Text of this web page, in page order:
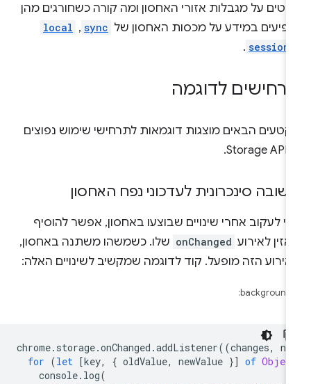
על מגבלות אזורי האחסון ומה קורה כשחורגים מהן
במידע על מכסות האחסון של sync
,
local
session
.
לדוגמה
הבאים מוצגות דוגמאות לתרחישי שימוש נפוצים
סינכרונית לעדכוני נפח האחסון
לעקוב אחרי שינויים שבוצעו באחסון, אפשר להוסיף
לאירוע onChanged שלו. כשמשהו משתנה באחסון,
הזה מופעל. קוד לדוגמה שמקשיב לשינויים האלה:
chrome.storage.onChanged.addListener((changes
for ( let [key { oldValue, newValue }] of
console.log